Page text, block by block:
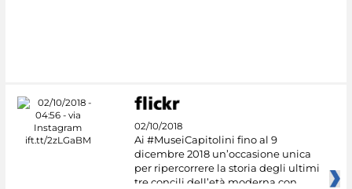
02/10/2018
Ai #MuseiCapitolini fino al 9
dicembre 2018 un’occasione unica
per ripercorrere la storia degli ultimi
tre concili dell’età moderna con